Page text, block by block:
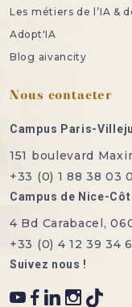
Les métiers de l’IA &
Adopt'IA
Blog aivancity
Nous contacter
Campus Paris-
151 boulevard
+33 (0) 1 88 38 03
Campus de Nice-
4 Bd Carabacel,
+33 (0) 4 12 39 34
Suivez nous !